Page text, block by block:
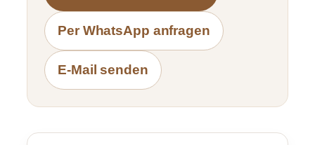
Per WhatsApp anfragen
E-Mail senden